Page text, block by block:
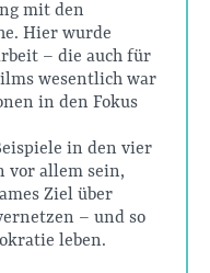
mit den
Hier wurde
– die auch für
wesentlich war
in den Fokus
in den vier
vor allem sein,
Ziel über
– und so
leben.